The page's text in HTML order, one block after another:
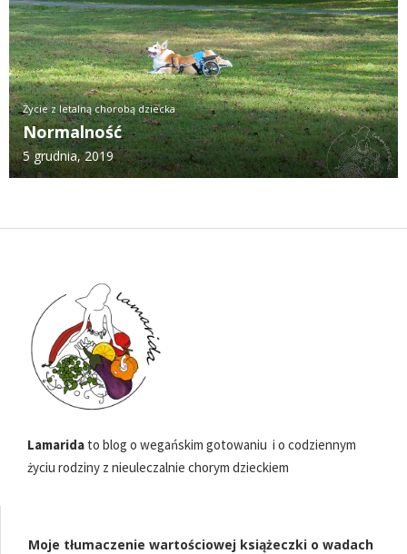
Życie z letalną chorobą dziecka
Normalność
5 grudnia, 2019
Lamarida to blog o wegańskim gotowaniu i o codziennym
życiu rodziny z nieuleczalnie chorym dzieckiem
Moje tłumaczenie wartościowej książeczki o wadach